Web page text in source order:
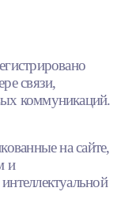
связи,
коммуникаций.
на сайте,
и